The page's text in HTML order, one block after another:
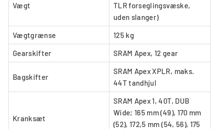
Vægt
TLR forseglingsvæske,
uden slanger)
Vægtgrænse 125 kg
Gearskifter SRAM Apex, 12 gear
Bagskifter
SRAM Apex XPLR, maks.
44T tandhjul
Kranksæt
SRAM Apex 1, 40T, DUB
Wide; 165 mm (49), 170 mm
(52), 172,5 mm (54, 56), 175